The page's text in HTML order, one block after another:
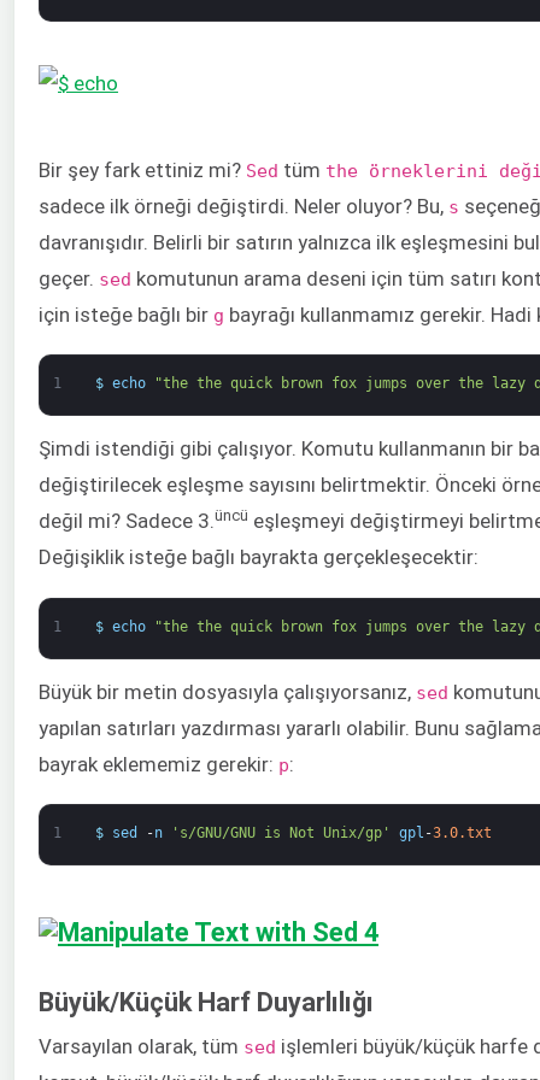
Bir şey fark ettiniz mi? Sed tüm the örneklerini
sadece ilk örneği değiştirdi. Neler oluyor? Bu, s
davranışıdır. Belirli bir satırın yalnızca ilk eşleşmesini
geçer. sed komutunun arama deseni için tüm satırı
için isteğe bağlı bir g bayrağı kullanmamız gerekir.
1 $ echo "the the quick brown fox jumps over the lazy
Şimdi istendiği gibi çalışıyor. Komutu kullanmanın bir
değiştirilecek eşleşme sayısını belirtmektir. Önceki
değil mi? Sadece 3.üncü eşleşmeyi değiştirmeyi
Değişiklik isteğe bağlı bayrakta gerçekleşecektir:
1 $ echo "the the quick brown fox jumps over the lazy
Büyük bir metin dosyasıyla çalışıyorsanız, sed
yapılan satırları yazdırması yararlı olabilir. Bunu
bayrak eklememiz gerekir: p:
1 $ sed -n 's/GNU/GNU is Not Unix/gp' gpl -3.0.txt
Büyük/Küçük Harf Duyarlılığı
Varsayılan olarak, tüm sed işlemleri büyük/küçük harfe